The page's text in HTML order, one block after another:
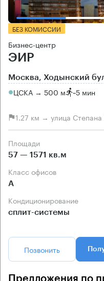
БЕЗ КОМИССИИ
Бизнес-центр
ЭИР
Москва, Ходынский
ЦСКА → 500 м ~5 мин
1.27 км → улица Степана
Площади
57 — 1571 кв.м
Класс офисов
А
Кондиционирование
сплит-системы
Позвонить
Предложения по